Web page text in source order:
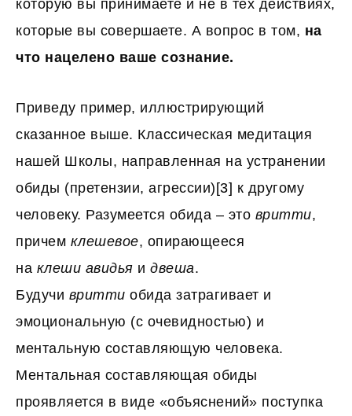
которую вы принимаете и не в тех действиях,
которые вы совершаете. А вопрос в том, на
что нацелено ваше сознание.
Приведу пример, иллюстрирующий
сказанное выше. Классическая медитация
нашей Школы, направленная на устранении
обиды (претензии, агрессии) [3] к другому
человеку. Разумеется обида – это вритти,
причем клешевое, опирающееся
на клеши авидья и двеша.
Будучи вритти обида затрагивает и
эмоциональную (с очевидностью) и
ментальную составляющую человека.
Ментальная составляющая обиды
проявляется в виде «объяснений» поступка